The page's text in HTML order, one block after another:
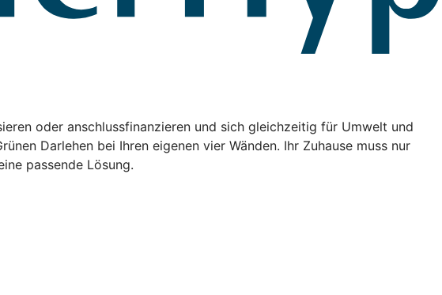
oder anschlussfinanzieren und sich gleichzeitig für Umwelt und
Darlehen bei Ihren eigenen vier Wänden. Ihr Zuhause muss nur
passende Lösung.